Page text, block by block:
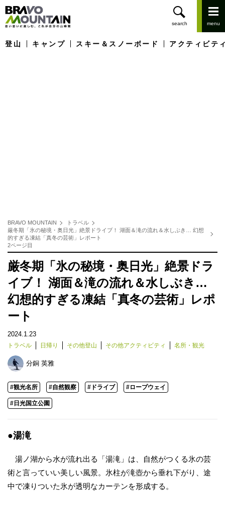
登山 キャンプ スキー＆スノーボード アクティビテ
BRAVO MOUNTAIN
トラベル
厳冬期「氷の秘境・奥日光」絶景ドライブ！ 湖面＆滝の流れ＆水しぶき… 幻想
的すぎる凍結「真冬の芸術」レポート
2ページ目
厳冬期「氷の秘境・奥日光」絶景ドラ
イブ！ 湖面＆滝の流れ＆水しぶき…
幻想的すぎる凍結「真冬の芸術」レポ
ート
2024.1.23
トラベル 日帰り その他登山 その他アクティビティ 名所・観光
分銅 英雅
#観光名所 #自然観察 #ドライブ #ロープウェイ
#日光国立公園
●湯滝
湯ノ湖から水が流れ出る「湯滝」は、自然がつくる氷の芸
術と言っていい美しい風景。氷柱が滝壺から垂れ下がり、途
中で凍りついた氷が透明なカーテンを形成する。